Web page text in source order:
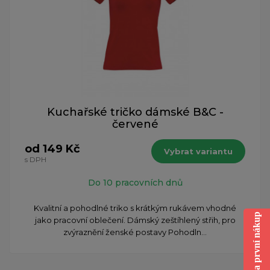
Kuchařské tričko dámské B&C -
červené
od 149 Kč
s DPH
Vybrat variantu
Do 10 pracovních dnů
Kvalitní a pohodlné triko s krátkým rukávem vhodné
jako pracovní oblečení. Dámský zeštíhlený střih, pro
zvýraznění ženské postavy Pohodln...